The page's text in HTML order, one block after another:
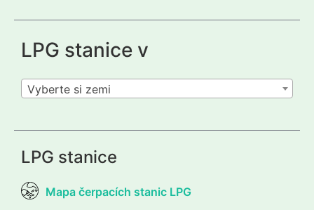
LPG stanice v
Vyberte si zemi
LPG stanice
Mapa čerpacích stanic LPG